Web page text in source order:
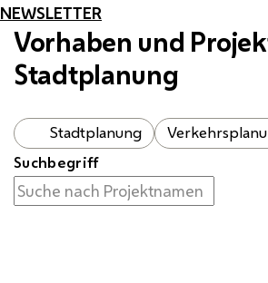
NEWSLETTER
Vorhaben und
Stadtplanung
Stadtplanung
Suchbegriff